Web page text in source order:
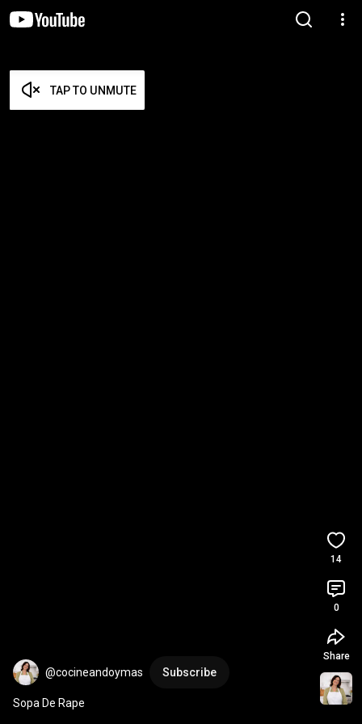
TAP TO UNMUTE
@cocineandoymas Subscribe
Sopa De Rape
14
0
Share